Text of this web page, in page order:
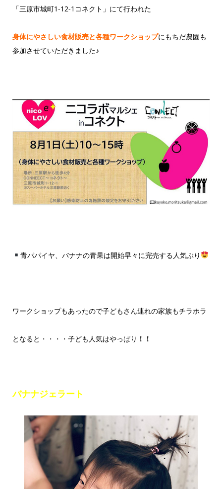
「三原市城町1-12-1コネクト」にて行われた
身体にやさしい食材販売と各種ワークショップにもちだ農園も
参加させていただきました♪
青パパイヤ、バナナの青果は開始早々に完売する人気ぶり
ワークショップもあったので子どもさん連れの家族もチラホラ
となると・・・・子ども人気はやっぱり ！！
バナナジェラート